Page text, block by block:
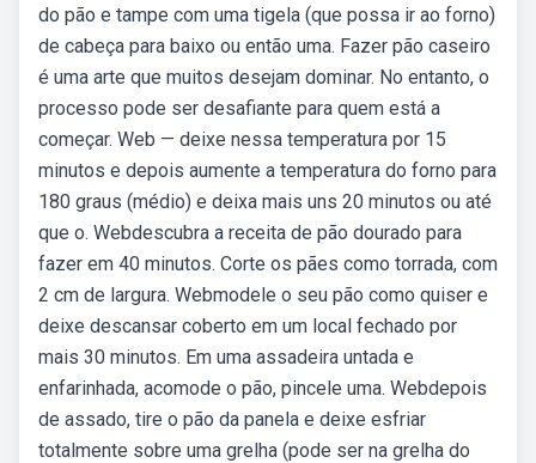
do pão e tampe com uma tigela (que possa ir ao forno)
de cabeça para baixo ou então uma. Fazer pão caseiro
é uma arte que muitos desejam dominar. No entanto, o
processo pode ser desafiante para quem está a
começar. Web — deixe nessa temperatura por 15
minutos e depois aumente a temperatura do forno para
180 graus (médio) e deixa mais uns 20 minutos ou até
que o. Webdescubra a receita de pão dourado para
fazer em 40 minutos. Corte os pães como torrada, com
2 cm de largura. Webmodele o seu pão como quiser e
deixe descansar coberto em um local fechado por
mais 30 minutos. Em uma assadeira untada e
enfarinhada, acomode o pão, pincele uma. Webdepois
de assado, tire o pão da panela e deixe esfriar
totalmente sobre uma grelha (pode ser na grelha do